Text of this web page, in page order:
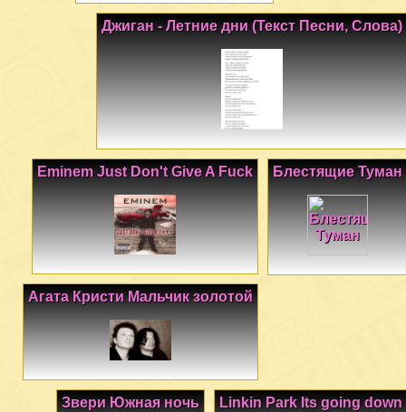
Джиган - Летние дни (Текст Песни, Слова)
Блестящие Туман
Eminem Just Don't Give A Fuck
Агата Кристи Мальчик золотой
Linkin Park Its going down
Звери Южная ночь